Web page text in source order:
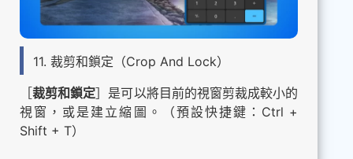
11. 裁剪和鎖定（Crop And Lock）
［裁剪和鎖定］是可以將目前的視窗剪裁成較小的
視窗，或是建立縮圖。（預設快捷鍵：Ctrl +
Shift + T）